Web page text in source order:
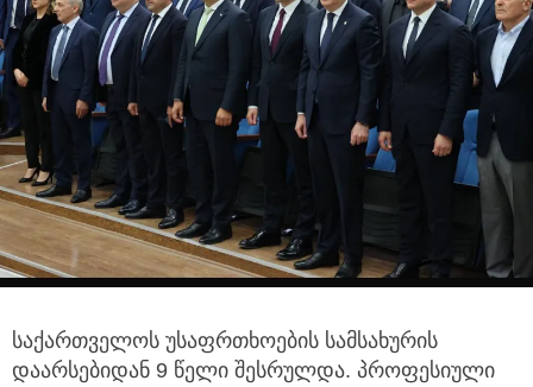
საქართველოს უსაფრთხოების სამსახურის
დაარსებიდან 9 წელი შესრულდა. პროფესიული